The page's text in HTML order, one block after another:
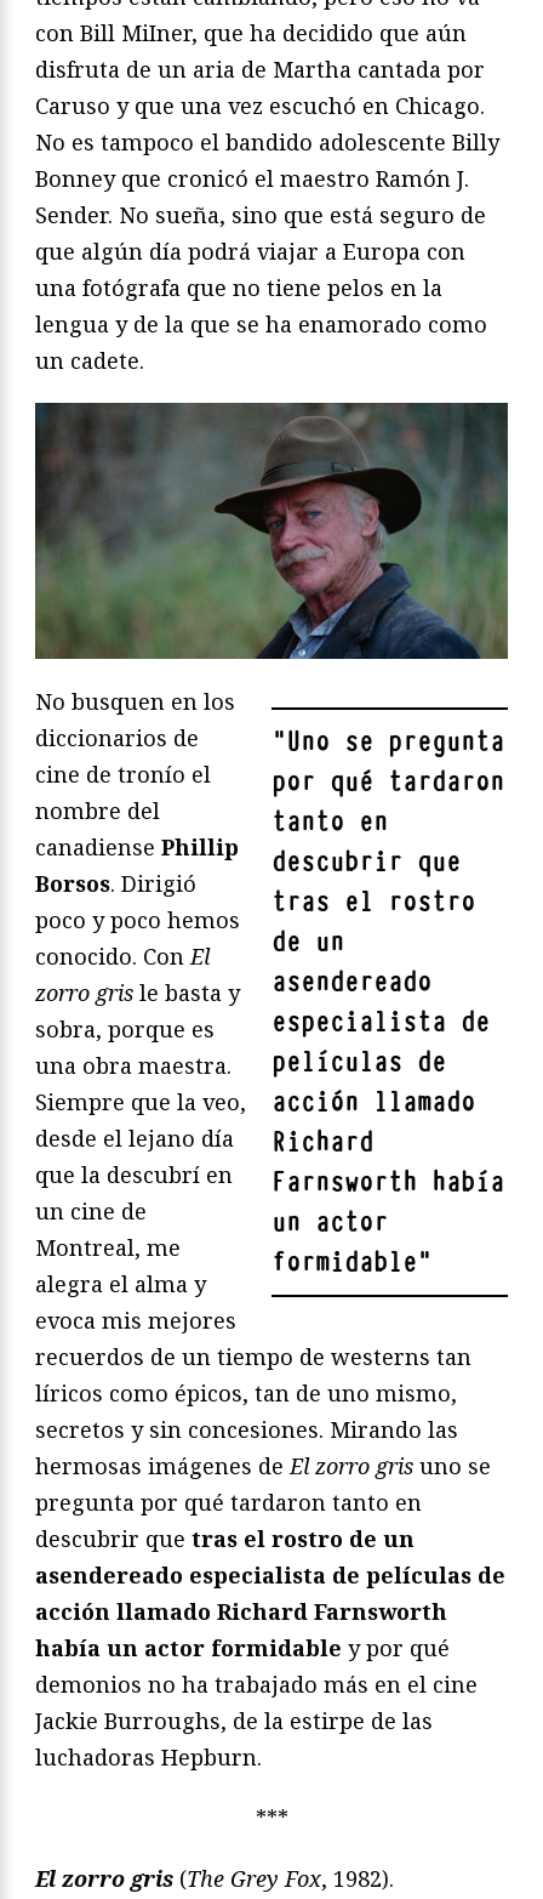
con Bill MiIner, que ha decidido que aún
disfruta de un aria de Martha cantada por
Caruso y que una vez escuchó en Chicago.
No es tampoco el bandido adolescente Billy
Bonney que cronicó el maestro Ramón J.
Sender. No sueña, sino que está seguro de
que algún día podrá viajar a Europa con
una fotógrafa que no tiene pelos en la
lengua y de la que se ha enamorado como
un cadete.
"Uno se pregunta
por qué tardaron
tanto en
descubrir que
tras el rostro
de un
asendereado
especialista de
películas de
acción llamado
Richard
Farnsworth había
un actor
formidable"
No busquen en los
diccionarios de
cine de tronío el
nombre del
canadiense Phillip
Borsos. Dirigió
poco y poco hemos
conocido. Con El
zorro gris le basta y
sobra, porque es
una obra maestra.
Siempre que la veo,
desde el lejano día
que la descubrí en
un cine de
Montreal, me
alegra el alma y
evoca mis mejores
recuerdos de un tiempo de westerns tan
líricos como épicos, tan de uno mismo,
secretos y sin concesiones. Mirando las
hermosas imágenes de El zorro gris uno se
pregunta por qué tardaron tanto en
descubrir que tras el rostro de un
asendereado especialista de películas de
acción llamado Richard Farnsworth
había un actor formidable y por qué
demonios no ha trabajado más en el cine
Jackie Burroughs, de la estirpe de las
luchadoras Hepburn.
***
El zorro gris (The Grey Fox, 1982).